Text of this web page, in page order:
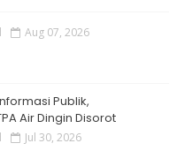
Aug 07, 2026
Publik,
Air Dingin Disorot
Jul 30, 2026